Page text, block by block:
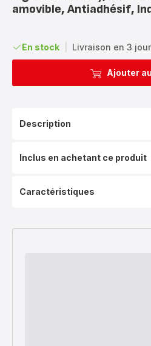
amovible, Antiadhésif,
En stock Livraison en 3
Ajouter
Description
Inclus en achetant ce produit
Caractéristiques